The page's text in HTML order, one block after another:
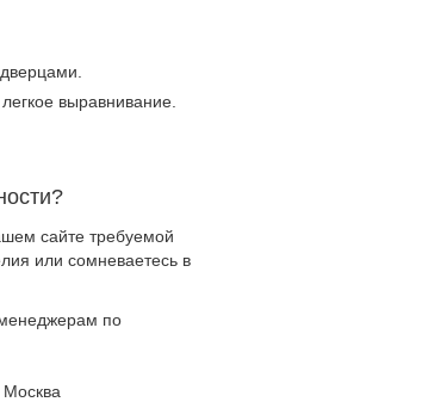
выравнивание.
сайте требуемой
или сомневаетесь в
по
Москва